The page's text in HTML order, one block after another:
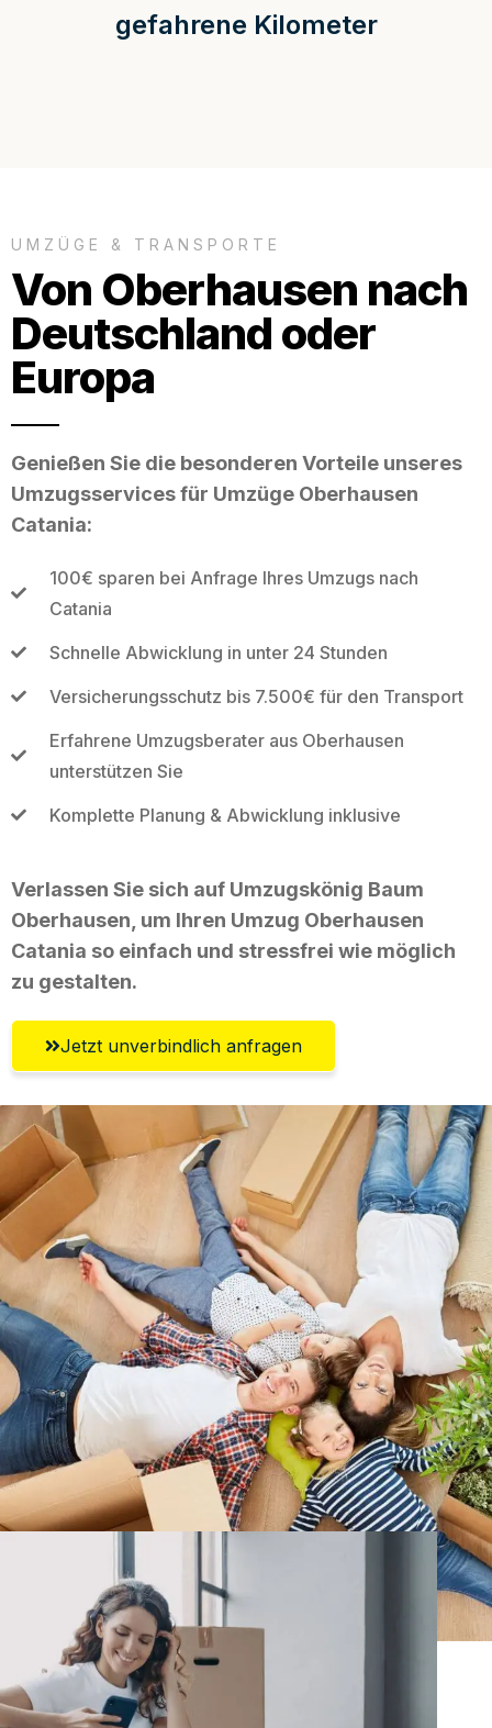
gefahrene Kilometer
UMZÜGE & TRANSPORTE
Von Oberhausen nach
Deutschland oder
Europa
Genießen Sie die besonderen Vorteile unseres
Umzugsservices für Umzüge Oberhausen
Catania:
100€ sparen bei Anfrage Ihres Umzugs nach
Catania
Schnelle Abwicklung in unter 24 Stunden
Versicherungsschutz bis 7.500€ für den Transport
Erfahrene Umzugsberater aus Oberhausen
unterstützen Sie
Komplette Planung & Abwicklung inklusive
Verlassen Sie sich auf Umzugskönig Baum
Oberhausen, um Ihren Umzug Oberhausen
Catania so einfach und stressfrei wie möglich
zu gestalten.
Jetzt unverbindlich anfragen